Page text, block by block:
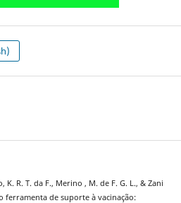
K. R. T. da F., Merino , M. de F. G. L., & Zani
ferramenta de suporte à vacinação: